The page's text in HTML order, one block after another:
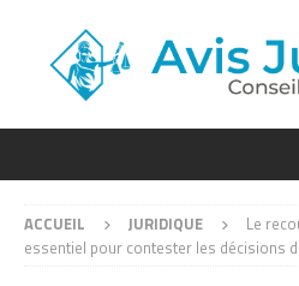
ACCUEIL JURIDIQUE
Le
essentiel pour contester les décisions